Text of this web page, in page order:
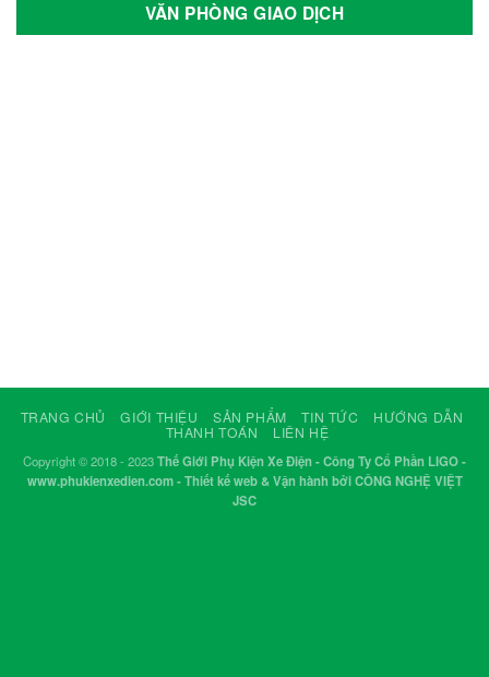
VĂN PHÒNG GIAO DỊCH
TRANG CHỦ GIỚI THIỆU SẢN PHẨM TIN TỨC
HƯỚNG DẪN
THANH TOÁN
LIÊN HỆ
Copyright © 2018 - 2023Thế Giới Phụ Kiện Xe Điện - Công Ty Cổ Phần LIGO -
www.phukienxedien.com - Thiết kế web & Vận hành bởi CÔNG NGHỆ VIỆT
JSC